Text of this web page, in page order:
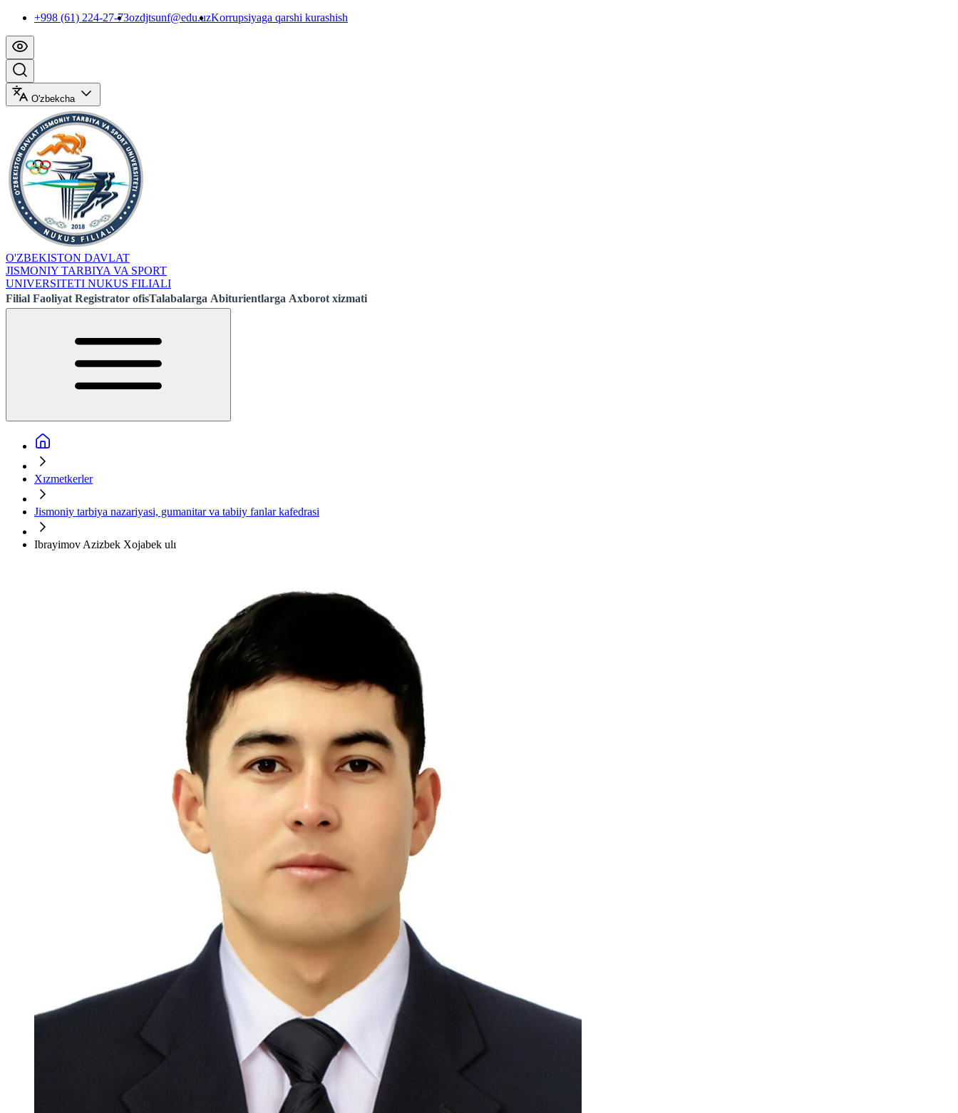
+998 (61) 224-27-73ozdjtsunf@edu.uzKorrupsiyaga qarshi kurashish
O'zbekcha
O'ZBEKISTON DAVLAT
JISMONIY TARBIYA VA SPORT
UNIVERSITETI NUKUS FILIALI
Filial Faoliyat Registrator ofisTalabalarga Abiturientlarga Axborot xizmati
Xızmetkerler
Jismoniy tarbiya nazariyasi, gumanitar va tabiiy fanlar kafedrasi
Ibrayimov Azizbek Xojabek ulı